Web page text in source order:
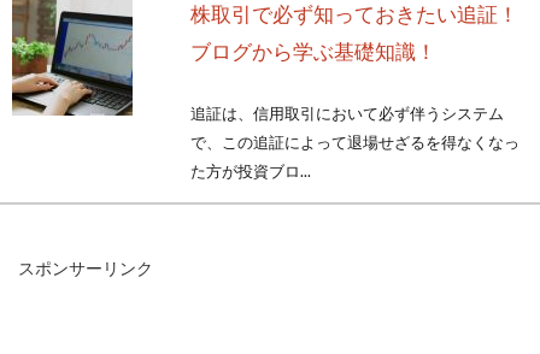
株取引で必ず知っておきたい追証！
ブログから学ぶ基礎知識！
追証は、信用取引において必ず伴うシステム
で、この追証によって退場せざるを得なくなっ
た方が投資ブロ...
スポンサーリンク